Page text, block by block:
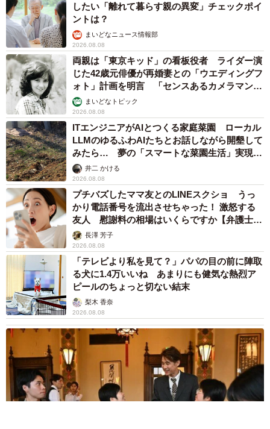
したい「離れて暮らす親の異変」チェックポイ
ントは？
まいどなニュース情報部
2026.08.08
両親は「東京キッド」の看板役者 ライダー演
じた42歳元俳優が再婚妻との「ウエディングフ
ォト」計画を明言 「センスあるカメラマン求
む」まいどなトピック
2026.08.08
ITエンジニアがAIとつくる家庭菜園 ローカル
LLMのゆるふわAIたちとお話しながら開墾して
みたら… 夢の「スマートな菜園生活」実現な
るか井二 かける
2026.08.08
プチバズしたママ友とのLINEスクショ うっ
かり電話番号を流出させちゃった！ 激怒する
友人 慰謝料の相場はいくらですか【弁護士が
解説】長澤 芳子
2026.08.08
「テレビより私を見て？」パパの目の前に陣取
る犬に1.4万いいね あまりにも健気な熱烈ア
ピールのちょっと切ない結末
梨木 香奈
2026.08.08